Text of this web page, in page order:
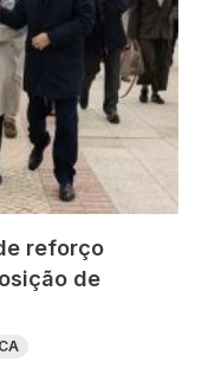
reforço
de